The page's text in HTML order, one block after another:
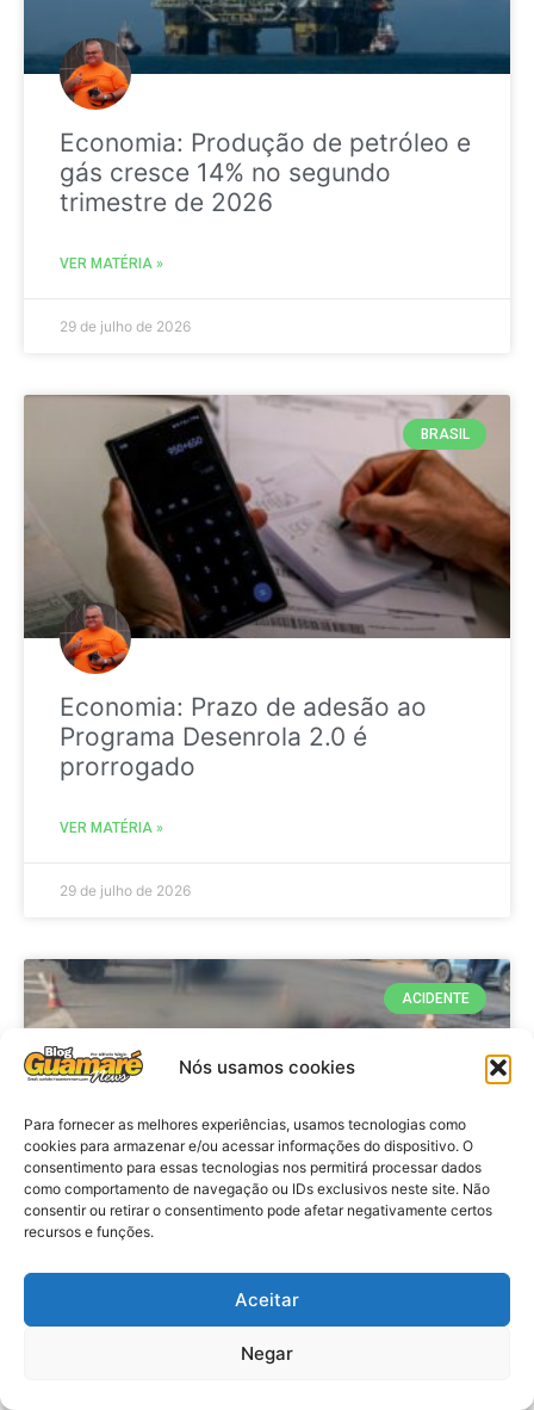
Nós usamos cookies
Para fornecer as melhores experiências, usamos tecnologias como
cookies para armazenar e/ou acessar informações do dispositivo. O
consentimento para essas tecnologias nos permitirá processar dados
como comportamento de navegação ou IDs exclusivos neste site. Não
consentir ou retirar o consentimento pode afetar negativamente certos
recursos e funções.
Aceitar
Negar
Economia: Produção de petróleo e
gás cresce 14% no segundo
trimestre de 2026
VER MATÉRIA »
29 de julho de 2026
BRASIL
Economia: Prazo de adesão ao
Programa Desenrola 2.0 é
prorrogado
VER MATÉRIA »
29 de julho de 2026
ACIDENTE
Acidente: A caminho do trabalho
professora se envolve em
acidente e vai a obito na RN 118
no Alto do Rodrigues, RN